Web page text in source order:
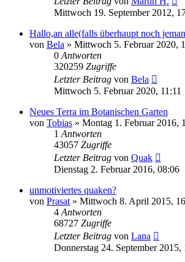
Mittwoch 19. September 2012,
Hallo,an alle(falls überhaupt noch
von Bela » Mittwoch 5. Februar 2020,
0 Antworten
320259 Zugriffe
Letzter Beitrag von Bela
Mittwoch 5. Februar 2020, 11:11
Neues Terra im Botanischen Garten
von Tobias » Montag 1. Februar 2016,
1 Antworten
43057 Zugriffe
Letzter Beitrag von Quak
Dienstag 2. Februar 2016, 08:06
unmotiviertes quaken?
von Prasat » Mittwoch 8. April 2015,
4 Antworten
68727 Zugriffe
Letzter Beitrag von Lana
Donnerstag 24. September 2015,